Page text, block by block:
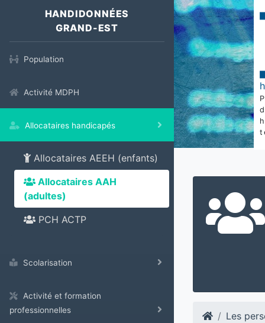
HANDIDONNÉES
GRAND-EST
Population
Activité MDPH
Allocataires handicapés
Allocataires AEEH (enfants)
Allocataires AAH
(adultes)
PCH ACTP
Scolarisation
Activité et formation
professionnelles
Les